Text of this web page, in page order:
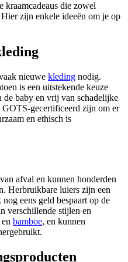
kraamcadeaus die zowel
zijn enkele ideeën om je op
nieuwe kleding nodig.
is een uitstekende keuze
de baby en vrij van schadelijke
gecertificeerd zijn om er
en ethisch is
afval en kunnen honderden
Herbruikbare luiers zijn een
eens geld bespaart op de
verschillende stijlen en
bamboe, en kunnen